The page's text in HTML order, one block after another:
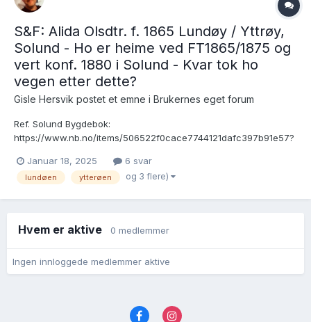
S&F: Alida Olsdtr. f. 1865 Lundøy / Yttrøy,
Solund - Ho er heime ved FT1865/1875 og
vert konf. 1880 i Solund - Kvar tok ho
vegen etter dette?
Gisle Hersvik postet et emne i Brukernes eget forum
Ref. Solund Bygdebok:
https://www.nb.no/items/506522f0cace7744121dafc397b91e57?
under Yttrøy i Solund Dåp:
https://www.digitalarkivet.no/view/255/pd00000029452804
Januar 18, 2025 6 svar
lundøen ytterøen og 3 flere)
Hvem er aktive 0 medlemmer
Ingen innloggede medlemmer aktive